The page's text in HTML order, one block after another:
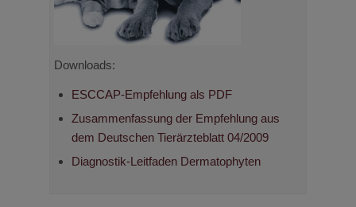
Downloads:
ESCCAP-Empfehlung als PDF
Zusammenfassung der Empfehlung aus
dem Deutschen Tierärzteblatt 04/2009
Diagnostik-Leitfaden Dermatophyten